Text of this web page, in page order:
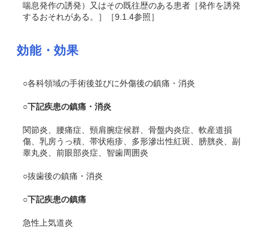
喘息発作の誘発）又はその既往歴のある患者［発作を誘発
するおそれがある。］［9.1.4参照］
効能・効果
○各科領域の手術後並びに外傷後の鎮痛・消炎
○下記疾患の鎮痛・消炎
関節炎、腰痛症、頸肩腕症候群、骨盤内炎症、軟産道損
傷、乳房うっ積、帯状疱疹、多形滲出性紅斑、膀胱炎、副
睾丸炎、前眼部炎症、智歯周囲炎
○抜歯後の鎮痛・消炎
○下記疾患の鎮痛
急性上気道炎